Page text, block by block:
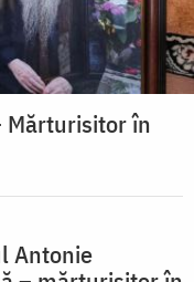
Mărturisitor în
Antonie